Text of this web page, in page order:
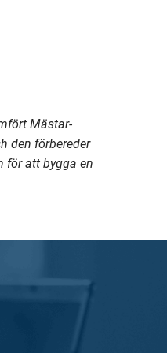
Mästar-
den förbereder
för att bygga en